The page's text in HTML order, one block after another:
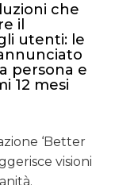
che
il
utenti: le
persona e
12 mesi
‘Better
visioni